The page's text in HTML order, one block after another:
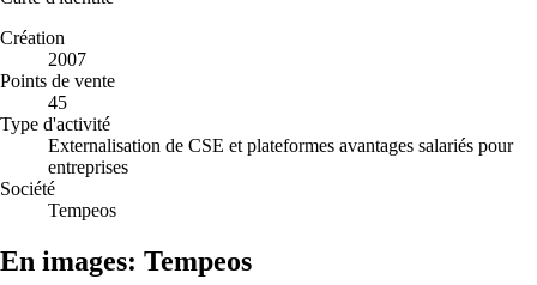
Création
2007
Points de vente
45
Type d'activité
Externalisation de CSE et plateformes avantages salariés pour
entreprises
Société
Tempeos
En images: Tempeos